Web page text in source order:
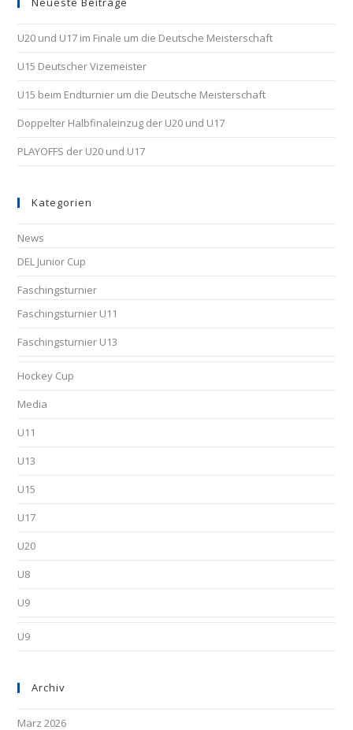
U20 und U17 im Finale um die Deutsche Meisterschaft
U15 Deutscher Vizemeister
U15 beim Endturnier um die Deutsche Meisterschaft
Doppelter Halbfinaleinzug der U20 und U17
PLAYOFFS der U20 und U17
Kategorien
News
DEL Junior Cup
Faschingsturnier
Faschingsturnier U11
Faschingsturnier U13
Hockey Cup
Media
U11
U13
U15
U17
U20
U8
U9
U9
Archiv
März 2026